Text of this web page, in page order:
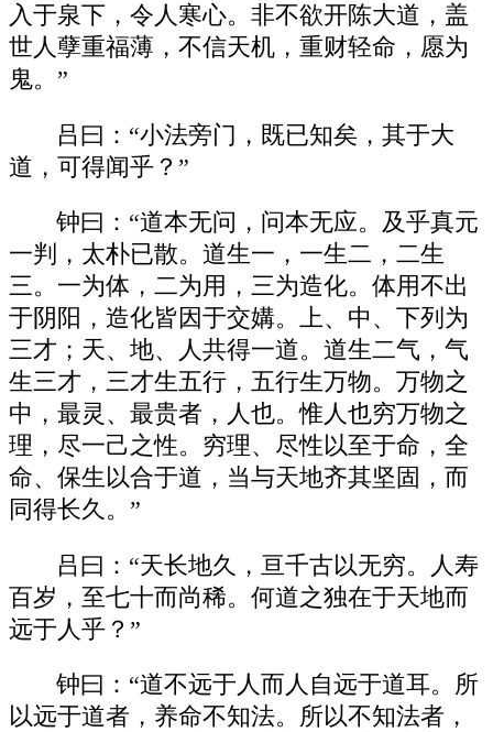
入于泉下，令人寒心。非不欲开陈大道，盖
世人孽重福薄，不信天机，重财轻命，愿为
鬼。”
吕曰：“小法旁门，既已知矣，其于大
道，可得闻乎？”
钟曰：“道本无问，问本无应。及乎真元
一判，太朴已散。道生一，一生二，二生
三。一为体，二为用，三为造化。体用不出
于阴阳，造化皆因于交媾。上、中、下列为
三才；天、地、人共得一道。道生二气，气
生三才，三才生五行，五行生万物。万物之
中，最灵、最贵者，人也。惟人也穷万物之
理，尽一己之性。穷理、尽性以至于命，全
命、保生以合于道，当与天地齐其坚固，而
同得长久。”
吕曰：“天长地久，亘千古以无穷。人寿
百岁，至七十而尚稀。何道之独在于天地而
远于人乎？”
钟曰：“道不远于人而人自远于道耳。所
以远于道者，养命不知法。所以不知法者，